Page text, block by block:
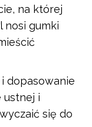
na której
nosi gumki
dopasowanie
ustnej i
się do